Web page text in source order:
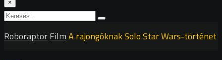
×
RoboraptorFilmA rajongóknak Solo Star Wars-történet